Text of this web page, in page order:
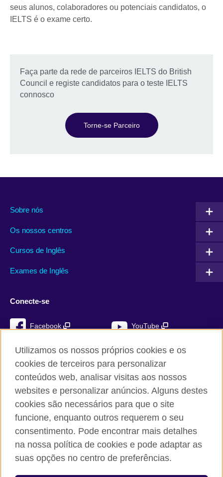
seus alunos, colaboradores ou potenciais candidatos, o
IELTS é o exame certo.
Faça parte da rede de parceiros IELTS do British
Council e registe candidatos para o teste IELTS
connosco
Torne-se Parceiro
Sobre nós
Os nossos centros
Cursos de Inglês
Exames de Inglês
Conecte-se
Facebook YouTube
Instagram TikTok
British Council global
Mapa do sítio
Utilizamos os nossos próprios cookies e os
cookies de terceiros para personalizar
conteúdos web, analisar visitas aos nossos
websites e personalizar anúncios. Alguns destes
cookies são necessários para que o site
funcione, enquanto outros requerem o seu
consentimento. Pode encontrar mais detalhes
na nossa política de cookies e pode adaptar as
suas opções no centro de preferências.